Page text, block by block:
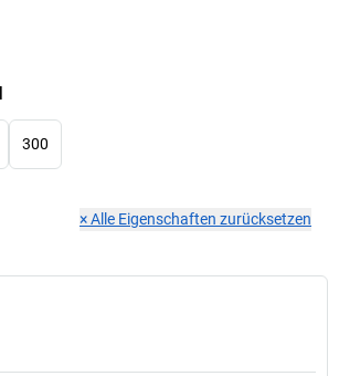
300
×Alle Eigenschaften zurücksetzen